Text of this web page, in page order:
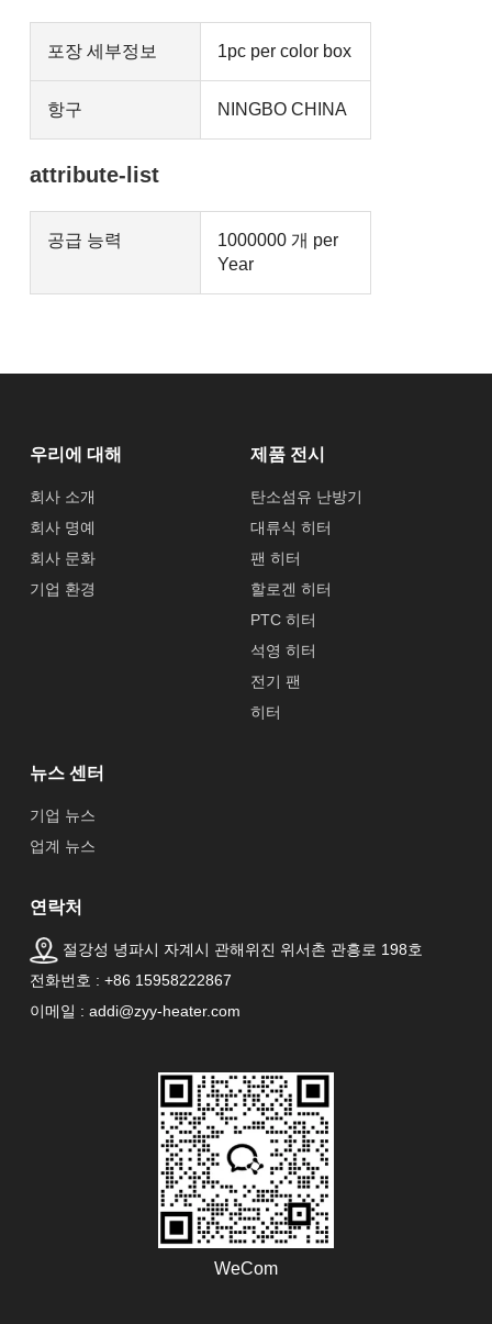
포장 세부정보 1pc per color box
항구 NINGBO CHINA
attribute-list
공급 능력
1000000 개 per
Year
우리에 대해
회사 소개
회사 명예
회사 문화
기업 환경
제품 전시
탄소섬유 난방기
대류식 히터
팬 히터
할로겐 히터
PTC 히터
석영 히터
전기 팬
히터
뉴스 센터
기업 뉴스
업계 뉴스
연락처
절강성 녕파시 자계시 관해위진 위서촌 관흥로 198호
전화번호 : +86 15958222867
이메일 : addi@zyy-heater.com
WeCom